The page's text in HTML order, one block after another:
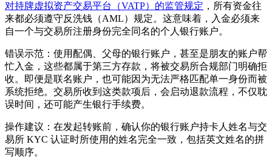
对持牌虚拟资产交易平台（VATP）的监管规定 ，所有资金往
来都必须遵守反洗钱（AML）规定。这意味着，入金必须来
自一个与交易所注册身份完全同名的个人银行账户。
错误示范 ：使用配偶、父母的银行账户，甚至是朋友的账户帮
忙入金，这些都属于第三方存款，将被交易所合规部门明确拒
收。即便是联名账户，也可能因为无法严格匹配单一身份而被
系统拒绝。交易所收到这类款项后，会启动退款流程，不仅耽
误时间，还可能产生银行手续费。
操作建议 ：在发起转账前，确认你的银行账户持卡人姓名与交
易所 KYC 认证时所使用的姓名完全一致，包括英文姓名的拼
写顺序。